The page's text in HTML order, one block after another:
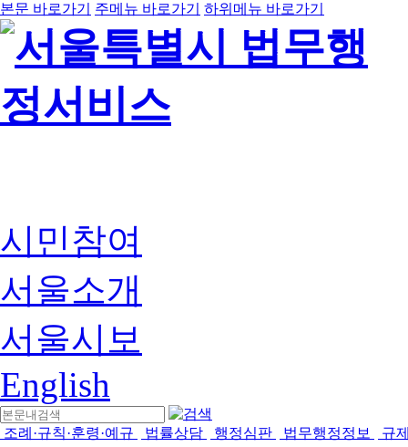
본문 바로가기 주메뉴 바로가기 하위메뉴 바로가기
시민참여
서울소개
서울시보
English
조례·규칙·훈령·예규 법률상담 행정심판 법무행정정보 규